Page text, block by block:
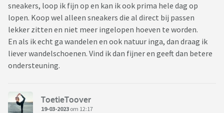
sneakers, loop ik fijn op en kan ik ook prima hele dag op
lopen. Koop wel alleen sneakers die al direct bij passen
lekker zitten en niet meer ingelopen hoeven te worden.
En als ik echt ga wandelen en ook natuur inga, dan draag ik
liever wandelschoenen. Vind ik dan fijner en geeft dan betere
ondersteuning.
ToetieToover
19-03-2023 om 12:17